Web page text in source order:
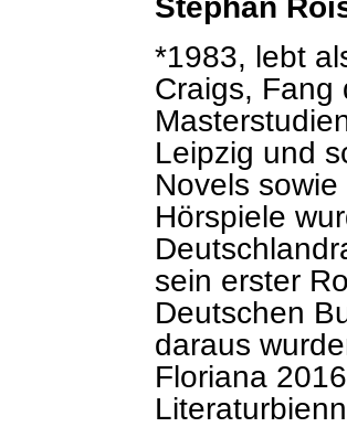
Stephan
*1983, lebt
Craigs, Fang
Leipzig und
Novels
Hörspiele
sein erster
Deutschen
daraus
Floriana